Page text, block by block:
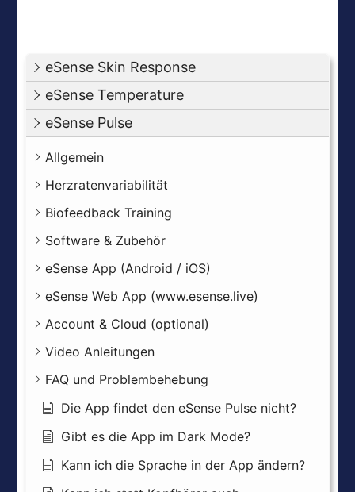
eSense Skin Response
eSense Temperature
eSense Pulse
Allgemein
Herzratenvariabilität
Biofeedback Training
Software & Zubehör
eSense App (Android / iOS)
eSense Web App (www.esense.live)
Account & Cloud (optional)
Video Anleitungen
FAQ und Problembehebung
Die App findet den eSense Pulse nicht?
Gibt es die App im Dark Mode?
Kann ich die Sprache in der App ändern?